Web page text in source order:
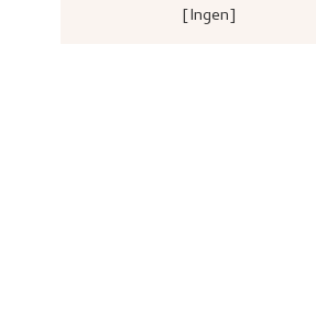
[ingen]